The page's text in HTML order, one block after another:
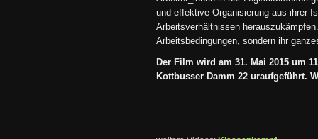
und effektive Organisierung aus ihrer
Arbeitsverhältnissen
Arbeitsbedingungen, sondern ihr
Der Film wird am 31. Mai 2015 um
Kottbusser Damm 22 uraufgeführt.